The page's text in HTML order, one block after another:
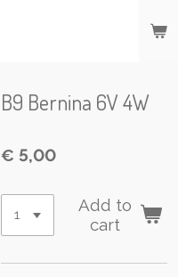
B9 Bernina 6V 4W
€ 5,00
Add to
cart